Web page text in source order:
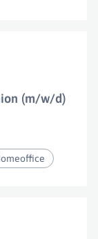
(m/w/d)